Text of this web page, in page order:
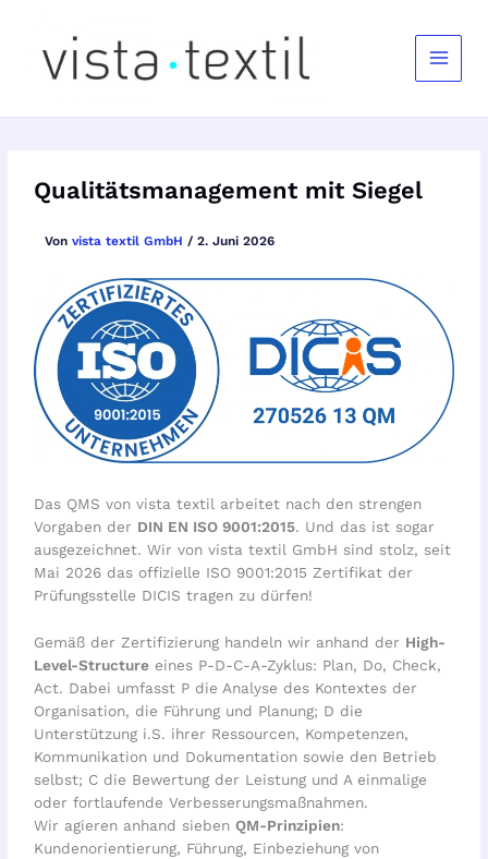
springen
Qualitätsmanagement mit Siegel
Vonvista textil GmbH/2. Juni 2026
Das QMS von vista textil arbeitet nach den strengen
Vorgaben der DIN EN ISO 9001:2015. Und das ist sogar
ausgezeichnet. Wir von vista textil GmbH sind stolz, seit
Mai 2026 das offizielle ISO 9001:2015 Zertifikat der
Prüfungsstelle DICIS tragen zu dürfen!
Gemäß der Zertifizierung handeln wir anhand der High-
Level-Structure eines P-D-C-A-Zyklus: Plan, Do, Check,
Act. Dabei umfasst P die Analyse des Kontextes der
Organisation, die Führung und Planung; D die
Unterstützung i.S. ihrer Ressourcen, Kompetenzen,
Kommunikation und Dokumentation sowie den Betrieb
selbst; C die Bewertung der Leistung und A einmalige
oder fortlaufende Verbesserungsmaßnahmen.
Wir agieren anhand siebenQM-Prinzipien:
Kundenorientierung, Führung, Einbeziehung von